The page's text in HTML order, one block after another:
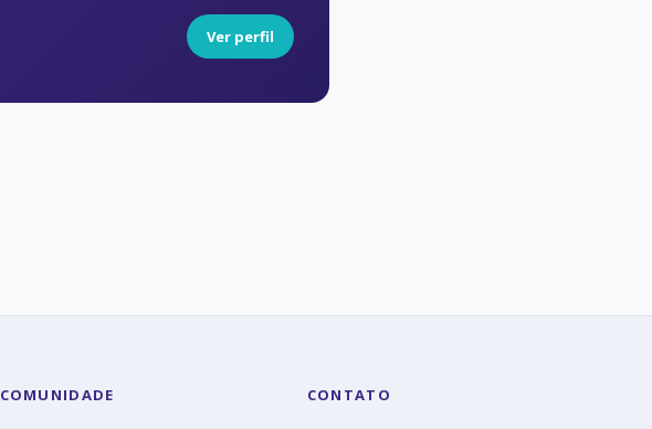
Ver perfil
COMUNIDADE CONTATO